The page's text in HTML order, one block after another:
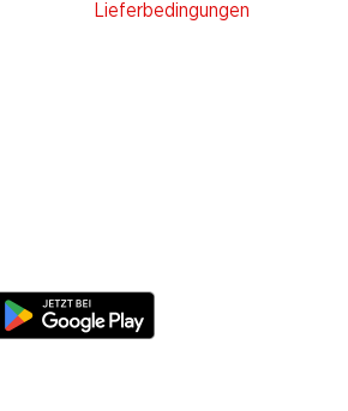
Lieferbedingungen